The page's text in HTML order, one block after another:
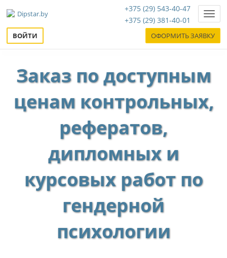
+375 (29) 543-40-47
+375 (29) 381-40-01
ВОЙТИ ОФОРМИТЬ ЗАЯВКУ
Заказ по доступным
ценам контрольных,
рефератов,
дипломных и
курсовых работ по
гендерной
психологии